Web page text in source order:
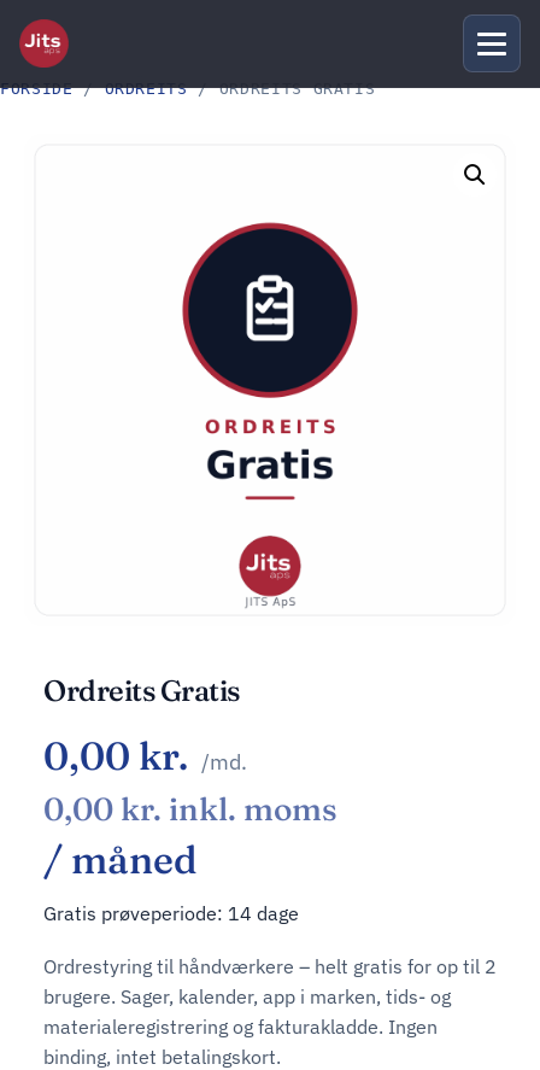
FORSIDE/ORDREITS/ ORDREITS GRATIS
Ordreits Gratis
0,00 kr. /md.
0,00 kr. inkl. moms
/ måned
Gratis prøveperiode: 14 dage
Ordrestyring til håndværkere – helt gratis for op til 2
brugere. Sager, kalender, app i marken, tids- og
materialeregistrering og fakturakladde. Ingen
binding, intet betalingskort.